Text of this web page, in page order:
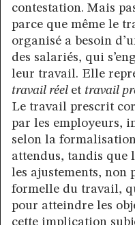
contestation. Mais
parce que même le
organisé a besoin
des salariés, qui
leur travail. Elle
travail réel et travail
Le travail prescrit
par les employeurs,
selon la
attendus, tandis que
les ajustements, non
formelle du travail,
pour atteindre les
cette implication